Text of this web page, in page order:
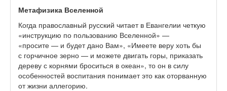
Метафизика Вселенной
Когда православный русский читает в Евангелии четкую
«инструкцию по пользованию Вселенной» —
«просите — и будет дано Вам», «Имеете веру хоть бы
с горчичное зерно — и можете двигать горы, приказать
дереву с корнями броситься в океан», то он в силу
особенностей воспитания понимает это как оторванную
от жизни аллегорию.